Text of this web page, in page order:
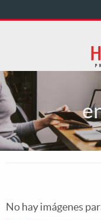
al
No hay imágenes